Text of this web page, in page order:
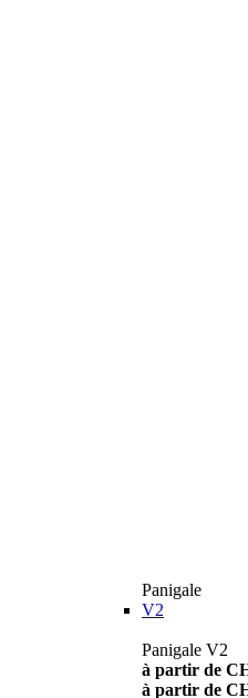
Panigale
V2
Panigale V2
à partir de
à partir de